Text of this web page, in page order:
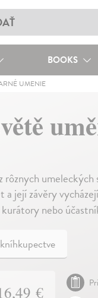
BOOKS
UMENIE
její závěry
nebo
€